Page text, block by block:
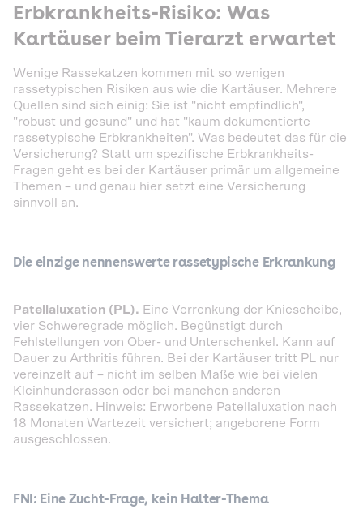
Erbkrankheits-Risiko: Was
Kartäuser beim Tierarzt erwartet
Wenige Rassekatzen kommen mit so wenigen
rassetypischen Risiken aus wie die Kartäuser. Mehrere
Quellen sind sich einig: Sie ist "nicht empfindlich",
"robust und gesund" und hat "kaum dokumentierte
rassetypische Erbkrankheiten". Was bedeutet das für die
Versicherung? Statt um spezifische Erbkrankheits-
Fragen geht es bei der Kartäuser primär um allgemeine
Themen – und genau hier setzt eine Versicherung
sinnvoll an.
Die einzige nennenswerte rassetypische Erkrankung
Patellaluxation (PL). Eine Verrenkung der Kniescheibe,
vier Schweregrade möglich. Begünstigt durch
Fehlstellungen von Ober- und Unterschenkel. Kann auf
Dauer zu Arthritis führen. Bei der Kartäuser tritt PL nur
vereinzelt auf – nicht im selben Maße wie bei vielen
Kleinhunderassen oder bei manchen anderen
Rassekatzen. Hinweis: Erworbene Patellaluxation nach
18 Monaten Wartezeit versichert; angeborene Form
ausgeschlossen.
FNI: Eine Zucht-Frage, kein Halter-Thema